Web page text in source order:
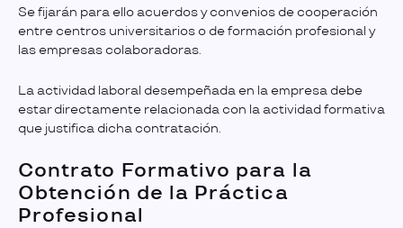
Se fijarán para ello acuerdos y convenios de cooperación
entre centros universitarios o de formación profesional y
las empresas colaboradoras.
La actividad laboral desempeñada en la empresa debe
estar directamente relacionada con la actividad formativa
que justifica dicha contratación.
Contrato Formativo para la
Obtención de la Práctica
Profesional